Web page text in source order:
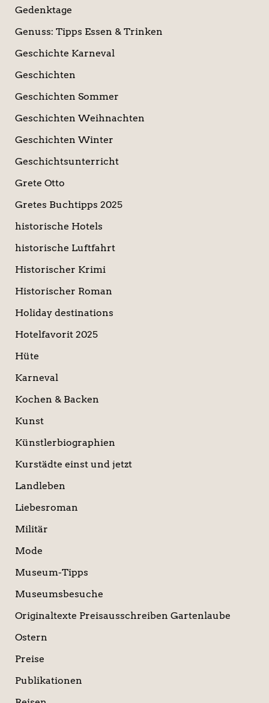
Gedenktage
Genuss: Tipps Essen & Trinken
Geschichte Karneval
Geschichten
Geschichten Sommer
Geschichten Weihnachten
Geschichten Winter
Geschichtsunterricht
Grete Otto
Gretes Buchtipps 2025
historische Hotels
historische Luftfahrt
Historischer Krimi
Historischer Roman
Holiday destinations
Hotelfavorit 2025
Hüte
Karneval
Kochen & Backen
Kunst
Künstlerbiographien
Kurstädte einst und jetzt
Landleben
Liebesroman
Militär
Mode
Museum-Tipps
Museumsbesuche
Originaltexte Preisausschreiben Gartenlaube
Ostern
Preise
Publikationen